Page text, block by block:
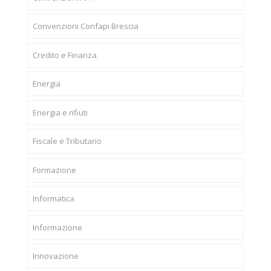
Convenzioni Confapi Brescia
Credito e Finanza
Energia
Energia e rifiuti
Fiscale e Tributario
Formazione
Informatica
Informazione
Innovazione